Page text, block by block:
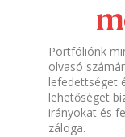
Portfóliónk
olvasó
lefedettséget
lehetőséget
irányokat és
záloga.